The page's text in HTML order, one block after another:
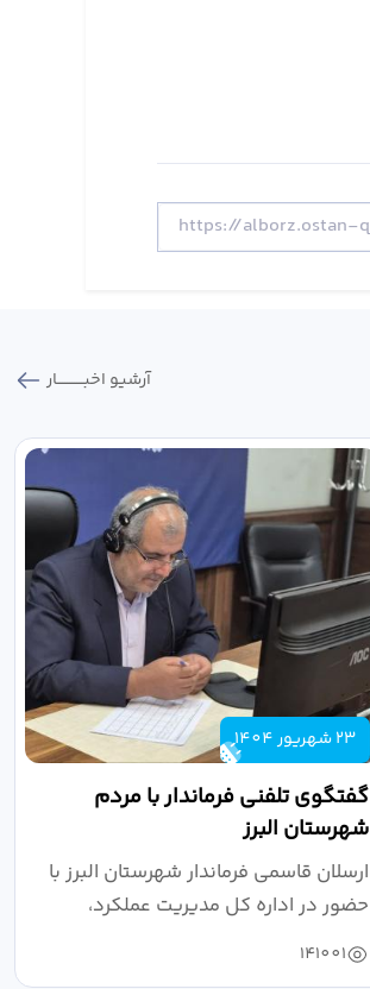
آرشیو اخبـــــــــــار
23 شهریور 1404
گفتگوی تلفنی فرماندار با مردم
شهرستان البرز
ارسلان قاسمی فرماندار شهرستان البرز با
حضور در اداره کل مدیریت عملکرد،
بازرسی...
141001